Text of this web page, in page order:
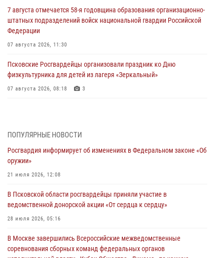
7 августа отмечается 58-я годовщина образования организационно-
штатных подразделений войск национальной гвардии Российской
Федерации
07 августа 2026, 11:30
Псковские Росгвардейцы организовали праздник ко Дню
физкультурника для детей из лагеря «Зеркальный»
07 августа 2026, 08:18 3
05 августа 2026, 14:17
Псковская Росгвардия приглашает на службу в подразделениях
вневедомственной охраны
05 августа 2026, 14:14
Псковские Росгвардейцы приняли участие в Чемпионате Северо-
Западного округа Росгвардии по спортивному и боевому самбо в
Вологде
В региональном Управление Росгвардии состоялся единый день
ПОПУЛЯРНЫЕ НОВОСТИ
Росгвардия информирует об изменениях в Федеральном законе «Об
оружии»
21 июля 2026, 12:08
В Псковской области росгвардейцы приняли участие в
ведомственной донорской акции «От сердца к сердцу»
28 июля 2026, 05:16
В Москве завершились Всероссийские межведомственные
соревнования сборных команд федеральных органов